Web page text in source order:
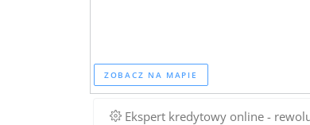
ZOBACZ NA MAPIE
Ekspert kredytowy online -